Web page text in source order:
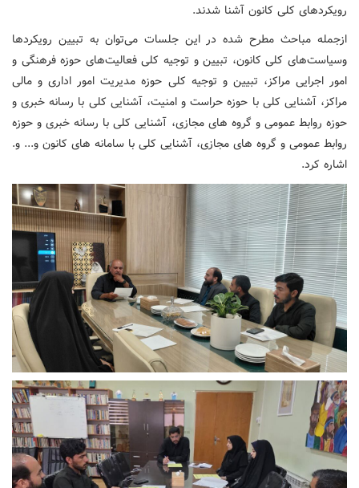
رویکردهای کلی کانون آشنا شدند.
ازجمله مباحث مطرح شده در این جلسات می‌توان به تبیین رویکردها
وسیاست‌های کلی کانون، تبیین و توجیه کلی فعالیت‌های حوزه فرهنگی و
امور اجرایی مراکز، تبیین و توجیه کلی حوزه مدیریت امور اداری و مالی
مراکز، آشنایی کلی با حوزه حراست و امنیت، آشنایی کلی با رسانه خبری و
حوزه روابط عمومی و گروه های مجازی، آشنایی کلی با رسانه خبری و حوزه
روابط عمومی و گروه های مجازی، آشنایی کلی با سامانه های کانون و... و.
اشاره کرد.